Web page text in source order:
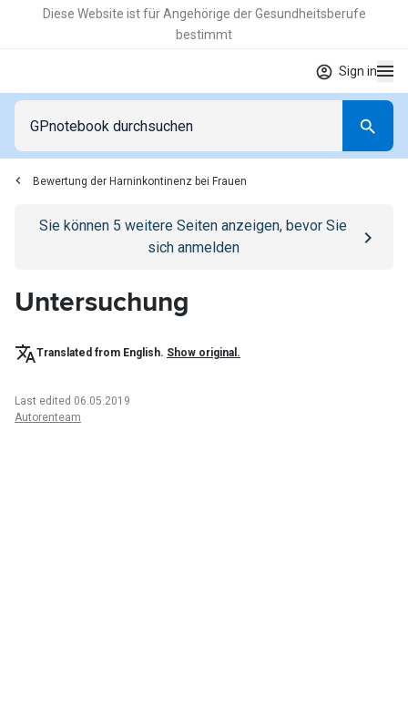
Diese Website ist für Angehörige der Gesundheitsberufe
bestimmt
Sign in
Bewertung der Harninkontinenz bei Frauen
Go to/anmeldenpage
Sie können 5 weitere Seiten anzeigen, bevor Sie
sich anmelden
Untersuchung
Translated from English. Show original.
Last edited 06.05.2019
Autorenteam